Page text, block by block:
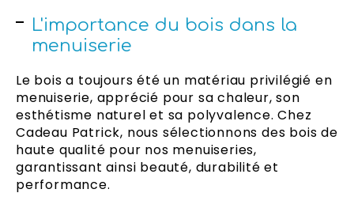
L'importance du bois dans la
menuiserie
Le bois a toujours été un matériau privilégié en
menuiserie, apprécié pour sa chaleur, son
esthétisme naturel et sa polyvalence. Chez
Cadeau Patrick, nous sélectionnons des bois de
haute qualité pour nos menuiseries,
garantissant ainsi beauté, durabilité et
performance.